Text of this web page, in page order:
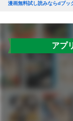
漫画無料試し読みならdブッ
アプ